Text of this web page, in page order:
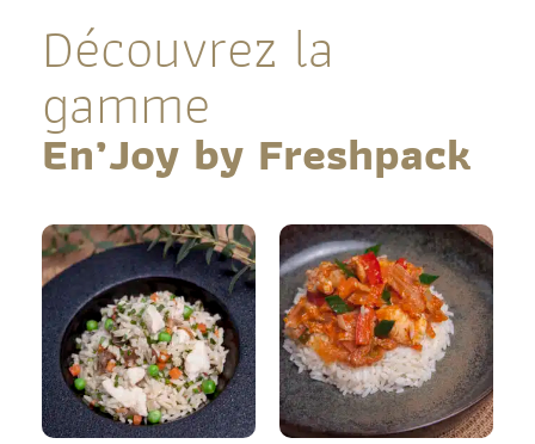
Découvrez la
gamme
En’Joy by Freshpack